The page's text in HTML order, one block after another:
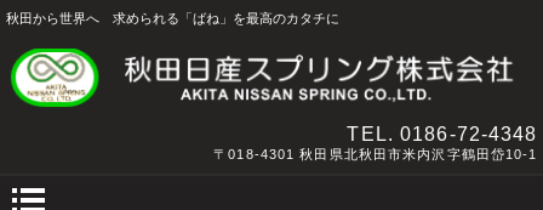
秋田から世界へ 求められる「ばね」を最高のカタチに
TEL.0186-72-4348
〒018-4301 秋田県北秋田市米内沢字鶴田岱10-1